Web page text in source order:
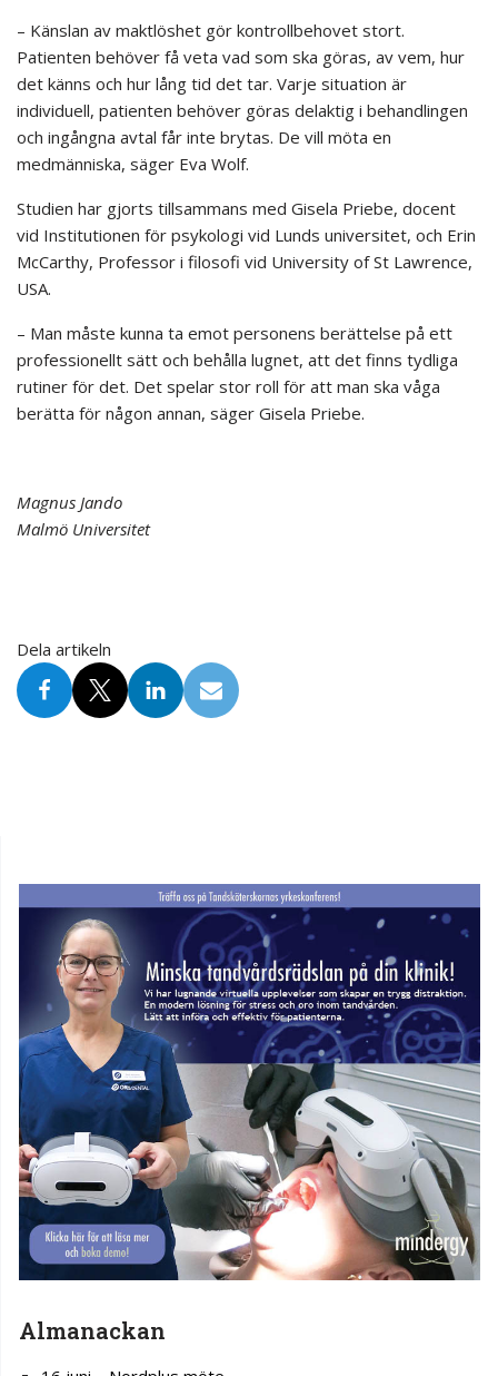
– Känslan av maktlöshet gör kontrollbehovet stort.
Patienten behöver få veta vad som ska göras, av vem, hur
det känns och hur lång tid det tar. Varje situation är
individuell, patienten behöver göras delaktig i behandlingen
och ingångna avtal får inte brytas. De vill möta en
medmänniska, säger Eva Wolf.
Studien har gjorts tillsammans med Gisela Priebe, docent
vid Institutionen för psykologi vid Lunds universitet, och Erin
McCarthy, Professor i filosofi vid University of St Lawrence,
USA.
– Man måste kunna ta emot personens berättelse på ett
professionellt sätt och behålla lugnet, att det finns tydliga
rutiner för det. Det spelar stor roll för att man ska våga
berätta för någon annan, säger Gisela Priebe.
Magnus Jando
Malmö Universitet
Dela artikeln
Almanackan